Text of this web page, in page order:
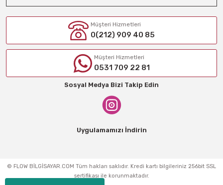
Müşteri Hizmetleri
0(212) 909 40 85
Müşteri Hizmetleri
0531 709 22 81
Sosyal Medya Bizi Takip Edin
Uygulamamızı İndirin
© FLOW BİLGİSAYAR.COM Tüm hakları saklıdır. Kredi kartı bilgileriniz 256bit SSL
sertifikası ile korunmaktadır.